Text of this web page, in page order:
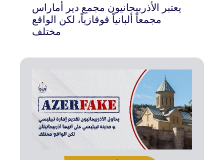
يعتبر الأذربيجانيون مجمع دير أماراس
مجمعاً ألبانياً قوقازياً، لكن الواقع
مختلف